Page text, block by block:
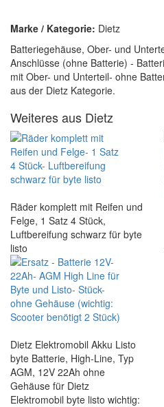
Marke / Kategorie: Dietz
Batteriegehäuse, Ober- und
Anschlüsse (ohne Batterie) -
mit Ober- und Unterteil- ohne
aus der Dietz Kategorie.
Weiteres aus Dietz
Räder komplett mit Reifen und
Felge, 1 Satz 4 Stück,
Luftbereifung schwarz für byte
listo
Dietz Elektromobil Akku Listo
byte Batterie, High-Line, Typ
AGM, 12V 22Ah ohne
Gehäuse für Dietz
Elektromobil byte listo wichtig: